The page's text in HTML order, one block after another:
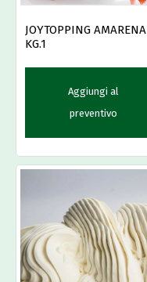
JOYTOPPING AMARENA
KG.1
Aggiungi al
preventivo